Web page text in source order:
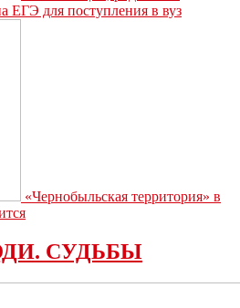
ЕГЭ для поступления в вуз
«Чернобыльская территория» в
СУДЬБЫ